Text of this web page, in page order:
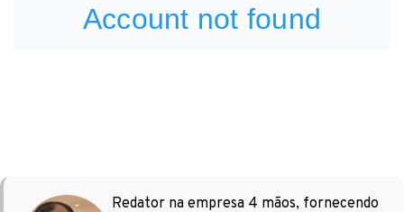
Redator na empresa 4 mãos, fornecendo